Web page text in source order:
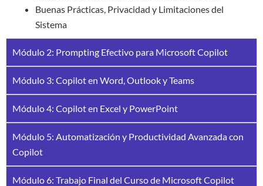
Buenas Prácticas, Privacidad y Limitaciones del
Sistema
Módulo 2: Prompting Efectivo para Microsoft Copilot
Módulo 3: Copilot en Word, Outlook y Teams
Módulo 4: Copilot en Excel y PowerPoint
Módulo 5: Automatización y Productividad Avanzada con
Copilot
Módulo 6: Trabajo Final del Curso de Microsoft Copilot